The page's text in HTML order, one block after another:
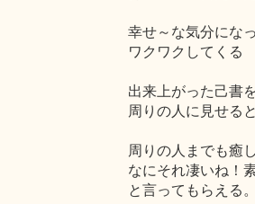
幸せ～な気分にな
ワクワクしてくる
出来上がった己書
周りの人に見せると
周りの人までも癒
なにそれ凄いね！
と言ってもらえる。